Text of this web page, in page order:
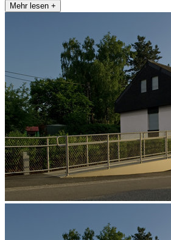
Mehr lesen +